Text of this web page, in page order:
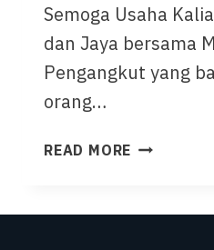
Semoga Usaha
dan Jaya bersama
Pengangkut yang
orang…
READ MORE